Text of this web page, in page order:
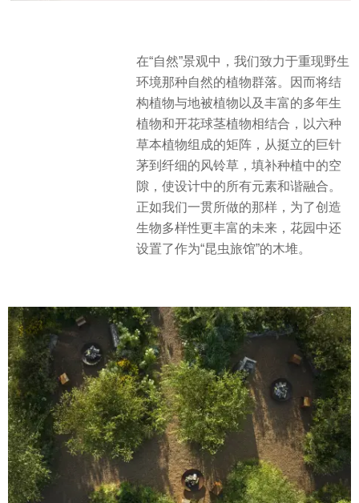
在“自然”景观中，我们致力于重现野生
环境那种自然的植物群落。因而将结
构植物与地被植物以及丰富的多年生
植物和开花球茎植物相结合，以六种
草本植物组成的矩阵，从挺立的巨针
茅到纤细的风铃草，填补种植中的空
隙，使设计中的所有元素和谐融合。
正如我们一贯所做的那样，为了创造
生物多样性更丰富的未来，花园中还
设置了作为“昆虫旅馆”的木堆。